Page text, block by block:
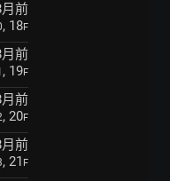
月前
, 18F
月前
, 19F
月前
, 20F
月前
, 21 F